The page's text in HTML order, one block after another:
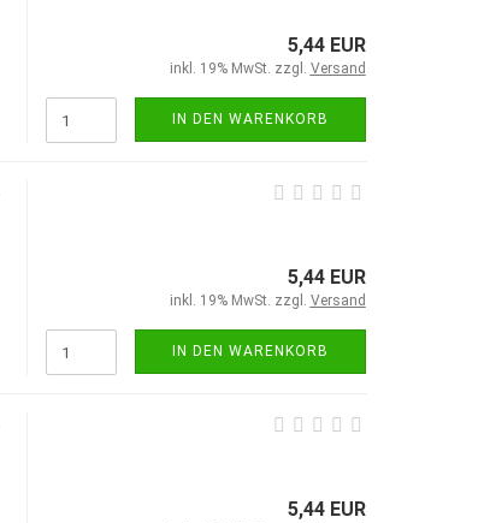
5,44 EUR
inkl. 19% MwSt. zzgl. Versand
IN DEN WARENKORB
5,44 EUR
inkl. 19% MwSt. zzgl. Versand
IN DEN WARENKORB
5,44 EUR